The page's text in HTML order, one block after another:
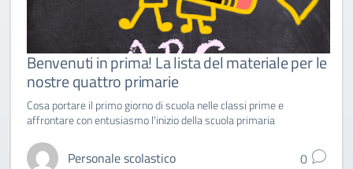
Benvenuti in prima! La lista del materiale per le
nostre quattro primarie
Cosa portare il primo giorno di scuola nelle classi prime e
affrontare con entusiasmo l'inizio della scuola primaria
Personale scolastico 0